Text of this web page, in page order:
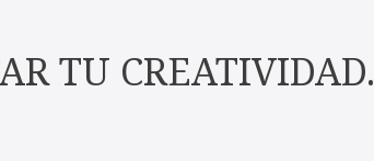
TU CREATIVIDAD.